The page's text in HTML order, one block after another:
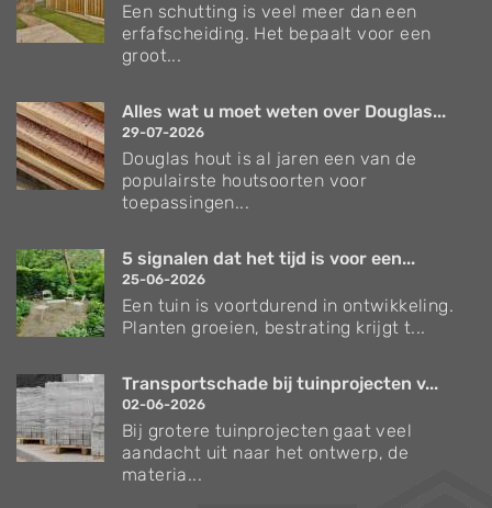
Een schutting is veel meer dan een
erfafscheiding. Het bepaalt voor een
groot...
Alles wat u moet weten over Douglas...
29-07-2026
Douglas hout is al jaren een van de
populairste houtsoorten voor
toepassingen...
5 signalen dat het tijd is voor een...
25-06-2026
Een tuin is voortdurend in ontwikkeling.
Planten groeien, bestrating krijgt t...
Transportschade bij tuinprojecten v...
02-06-2026
Bij grotere tuinprojecten gaat veel
aandacht uit naar het ontwerp, de
materia...